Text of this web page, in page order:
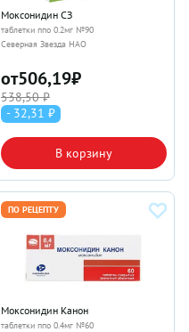
Моксонидин СЗ
таблетки ппо 0.2мг №90
Северная Звезда НАО
от506,19₽
538,50 ₽
- 32,31 ₽
В корзину
ПО РЕЦЕПТУ
Моксонидин Канон
таблетки ппо 0.4мг №60